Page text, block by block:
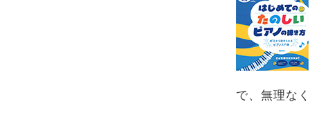
で、無理な